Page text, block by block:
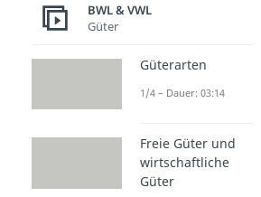
Ein
weniger
Beleuchtung
günstigsten
BWL & VWL
Güter
Güterarten
1/4 – Dauer: 03:14
Freie Güter und
wirtschaftliche
Güter